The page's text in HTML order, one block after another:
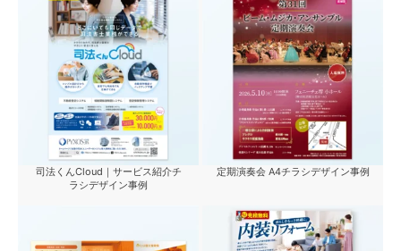
司法くんCloud｜サービス紹介チ
ラシデザイン事例
定期演奏会 A4チラシデザイン事例